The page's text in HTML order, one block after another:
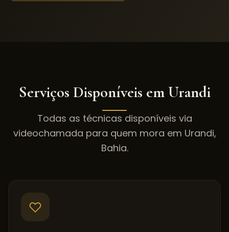
Serviços Disponíveis emUrandi
Todas as técnicas disponíveis via
videochamada para quem mora em Urandi,
Bahia.